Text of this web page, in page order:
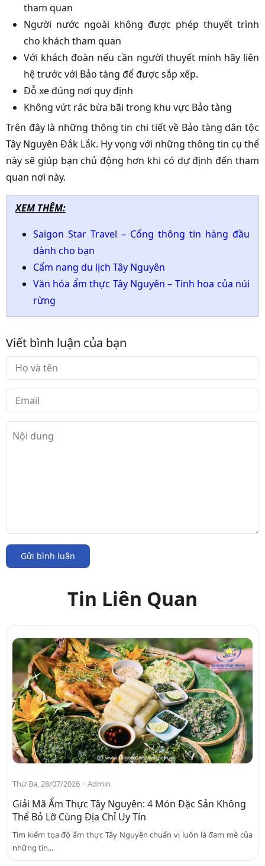
tham quan
Người nước ngoài không được phép thuyết trình
cho khách tham quan
Với khách đoàn nếu cần người thuyết minh hãy liên
hệ trước với Bảo tàng để được sắp xếp.
Đỗ xe đúng nơi quy định
Không vứt rác bừa bãi trong khu vực Bảo tàng
Trên đây là những thông tin chi tiết về Bảo tàng dân tộc
Tây Nguyên Đắk Lắk. Hy vọng với những thông tin cụ thể
này sẽ giúp bạn chủ động hơn khi có dự định đến tham
quan nơi này.
XEM THÊM:
Saigon Star Travel – Cổng thông tin hàng đầu
dành cho bạn
Cẩm nang du lịch Tây Nguyên
Văn hóa ẩm thực Tây Nguyên – Tinh hoa của núi
rừng
Viết bình luận của bạn
Gửi bình luận
Tin Liên Quan
Thứ Ba, 28/07/2026 - Admin
Giải Mã Ẩm Thực Tây Nguyên: 4 Món Đặc Sản Không
Thể Bỏ Lỡ Cùng Địa Chỉ Uy Tín
Tìm kiếm tọa độ ẩm thực Tây Nguyên chuẩn vị luôn là đam mê của
những tín...